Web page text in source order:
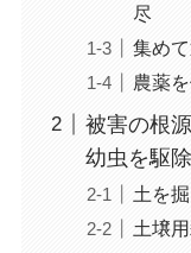
尽
集め
農薬
被害の根
幼虫を駆
土を
土壌